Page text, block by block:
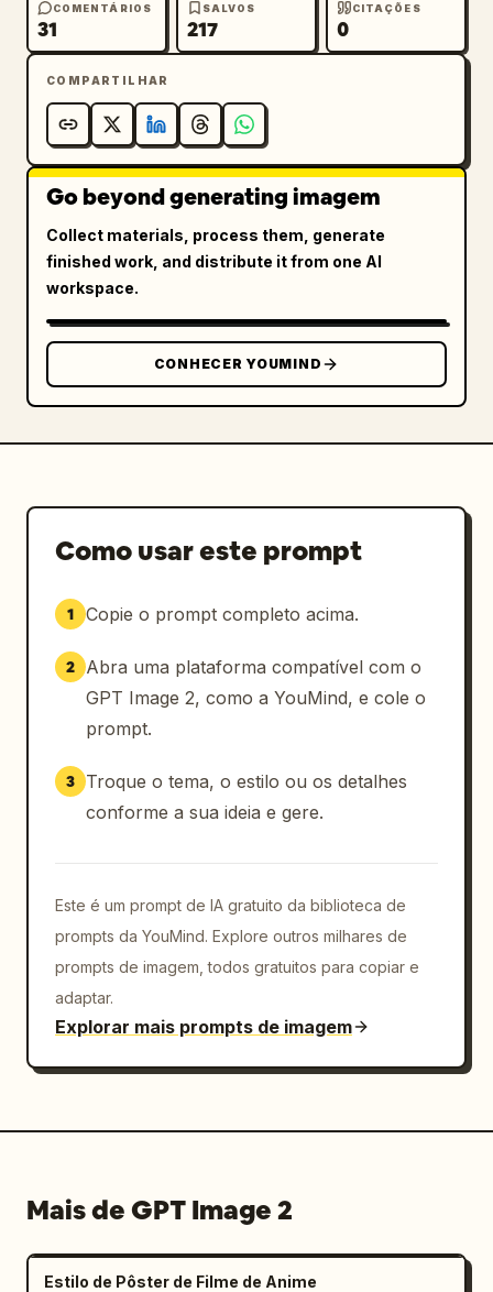
COMENTÁRIOS
31
SALVOS
217
CITAÇÕES
0
COMPARTILHAR
Go beyond generating imagem
Collect materials, process them, generate
finished work, and distribute it from one AI
workspace.
CONHECER YOUMIND
Como usar este prompt
1 Copie o prompt completo acima.
2
Abra uma plataforma compatível com o
GPT Image 2, como a YouMind, e cole o
prompt.
3
Troque o tema, o estilo ou os detalhes
conforme a sua ideia e gere.
Este é um prompt de IA gratuito da biblioteca de
prompts da YouMind. Explore outros milhares de
prompts de imagem, todos gratuitos para copiar e
adaptar.
Explorar mais prompts de imagem
Mais de GPT Image 2
Estilo de Pôster de Filme de Anime